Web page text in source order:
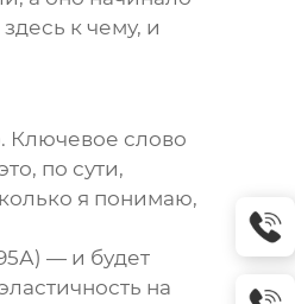
к чему, и
Ключевое слово
по сути,
я понимаю,
— и будет
на